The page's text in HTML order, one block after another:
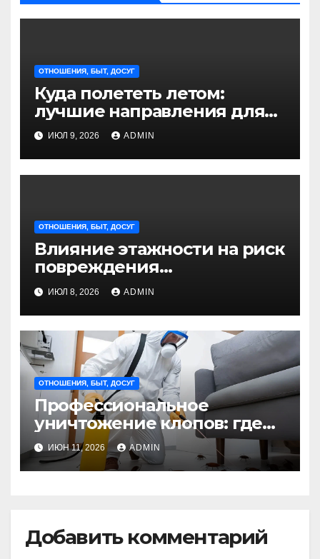
ОТНОШЕНИЯ, БЫТ, ДОСУГ
Куда полететь летом:
лучшие направления для
отдыха из Санкт-
Петербурга
ИЮЛ 9, 2026 ADMIN
ОТНОШЕНИЯ, БЫТ, ДОСУГ
Влияние этажности на риск
повреждения
недвижимости
ИЮЛ 8, 2026 ADMIN
ОТНОШЕНИЯ, БЫТ, ДОСУГ
Профессиональное
уничтожение клопов: где
оно необходимо?
ИЮН 11, 2026 ADMIN
Добавить комментарий